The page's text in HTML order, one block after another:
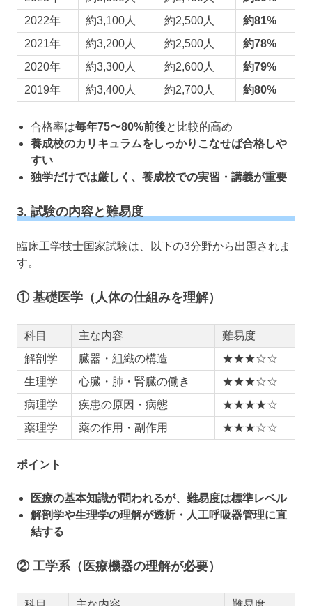
2022年
約3,100人 約2,500人
約81%
2021年
約3,200人 約2,500人
約78%
2020年
約3,300人 約2,600人
約79%
2019年
約3,400人 約2,700人 約80%
合格率は毎年75〜80%前後と比較的高め
養成校のカリキュラムをしっかりこなせば合格しや
すい
独学だけでは厳しく、養成校での実習・講義が重要
3. 試験の内容と難易度
臨床工学技士国家試験は、以下の3分野から出題されま
す。
① 基礎医学（人体の仕組みを理解）
科目 主な内容
難易度
解剖学
臓器・組織の構造
★★★☆☆
生理学
心臓・肺・腎臓の働き
★★★☆☆
病理学
疾患の原因・病態
★★★★☆
薬理学
薬の作用・副作用 ★★★☆☆
ポイント
医療の基本知識が問われるが、難易度は標準レベル
解剖学や生理学の理解が透析・人工呼吸器管理に直
結する
② 工学系（医療機器の理解が必要）